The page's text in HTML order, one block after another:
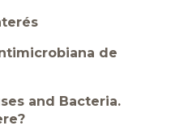
de
and Bacteria.